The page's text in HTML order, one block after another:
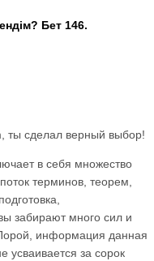
Бет 146.
ты сделал верный выбор!
в себя множество
терминов, теорем,
забирают много сил и
информация данная
усваивается за сорок